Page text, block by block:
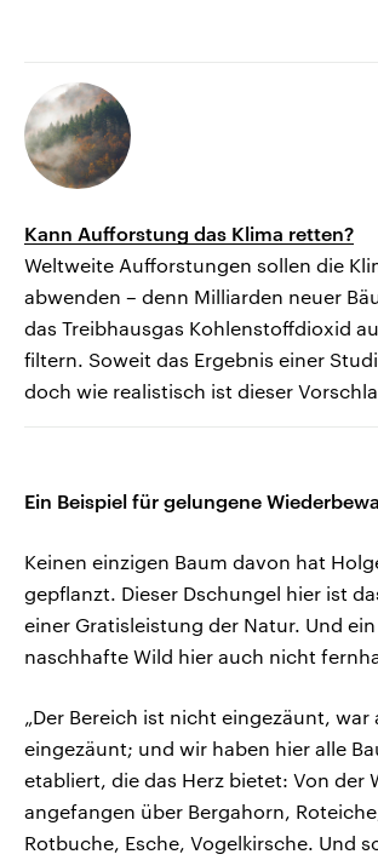
Kann Aufforstung das Klima retten?
Weltweite Aufforstungen sollen die
abwenden – denn Milliarden neuer
das Treibhausgas Kohlenstoffdioxid
filtern. Soweit das Ergebnis einer
doch wie realistisch ist dieser
Ein Beispiel für gelungene
Keinen einzigen Baum davon hat
gepflanzt. Dieser Dschungel hier ist
einer Gratisleistung der Natur. Und
naschhafte Wild hier auch nicht
„Der Bereich ist nicht eingezäunt, war
eingezäunt; und wir haben hier alle
etabliert, die das Herz bietet: Von der
angefangen über Bergahorn,
Rotbuche, Esche, Vogelkirsche. Und